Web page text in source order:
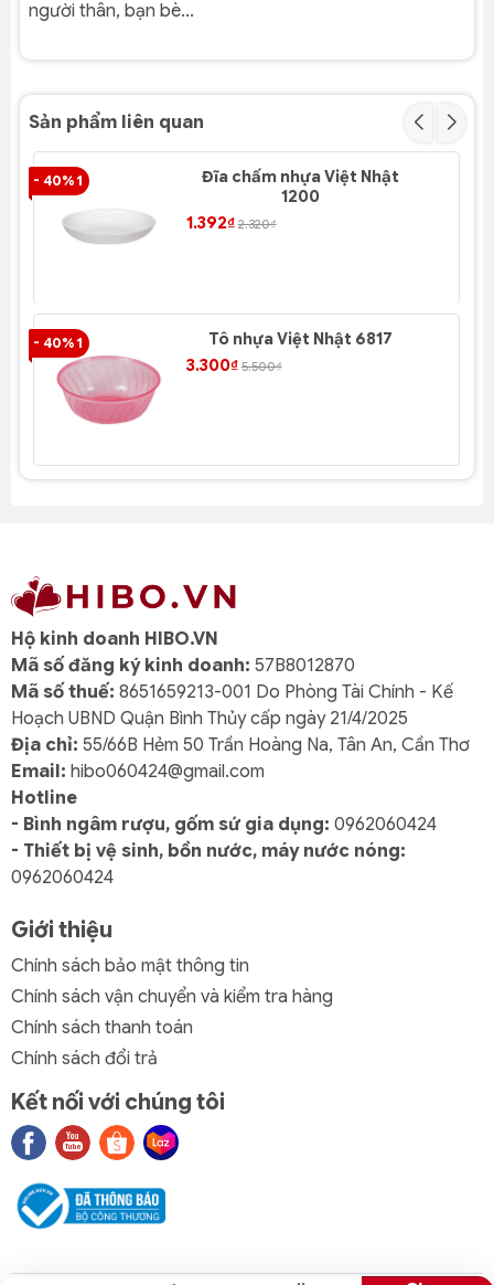
người thân, bạn bè...
Sản phẩm liên quan
- 40% 1
Đĩa chấm nhựa Việt Nhật
1200
1.392₫ 2.320₫
- 40% 1
Tô nhựa Việt Nhật 6817
3.300₫ 5.500₫
Hộ kinh doanh HIBO.VN
Mã số đăng ký kinh doanh: 57B8012870
Mã số thuế: 8651659213-001 Do Phòng Tài Chính - Kế
Hoạch UBND Quận Bình Thủy cấp ngày 21/4/2025
Địa chỉ: 55/66B Hẻm 50 Trần Hoàng Na, Tân An, Cần Thơ
Email: hibo060424@gmail.com
Hotline
- Bình ngâm rượu, gốm sứ gia dụng: 0962060424
- Thiết bị vệ sinh, bồn nước, máy nước nóng:
0962060424
Giới thiệu
Chính sách bảo mật thông tin
Chính sách vận chuyển và kiểm tra hàng
Chính sách thanh toán
Chính sách đổi trả
Kết nối với chúng tôi